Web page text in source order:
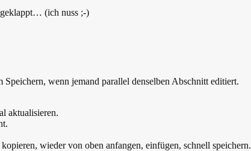
geklappt… (ich nuss ;-)
wenn jemand parallel denselben Abschnitt editiert.
aktualisieren.
wieder von oben anfangen, einfügen, schnell speichern.